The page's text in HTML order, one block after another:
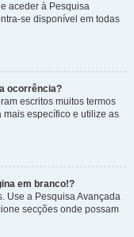
aceder à Pesquisa
se disponível em todas
ocorrência?
escritos muitos termos
específico e utilize as
em branco!?
Use a Pesquisa Avançada
secções onde possam